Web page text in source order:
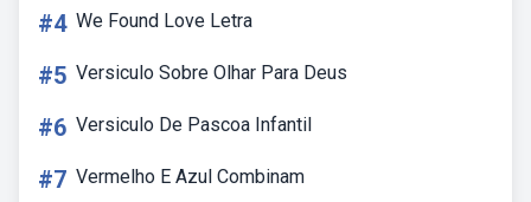
#4 We Found Love Letra
#5 Versiculo Sobre Olhar Para Deus
#6 Versiculo De Pascoa Infantil
#7 Vermelho E Azul Combinam